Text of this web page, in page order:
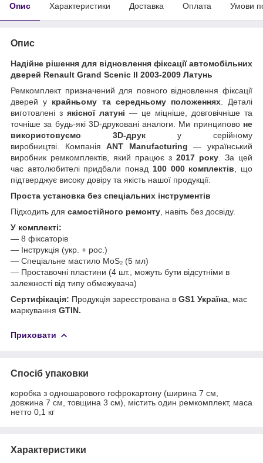
Опис Характеристики Доставка Оплата Умови
Опис
Надійне рішення для відновлення фіксації автомобільних
дверей Renault Grand Scenic II 2003-2009 Латунь
Ремкомплект призначений для повного відновлення фіксації
дверей у крайньому та середньому положеннях. Деталі
виготовлені з якісної латуні — це міцніше, довговічніше та
точніше за будь-які 3D-друковані аналоги. Ми принципово не
використовуємо 3D-друк у серійному
виробництві. КомпаніяANT Manufacturing — український
виробник ремкомплектів, який працює з 2017 року . За цей
час автолюбителі придбали понад 100 000 комплектів , що
підтверджує високу довіру та якість нашої продукції.
Проста установка без спеціальних інструментів
Підходить для самостійного ремонту , навіть без досвіду.
У комплекті:
— 8 фіксаторів
— Інструкція (укр. + рос.)
— Спеціальне мастило MoS₂ (5 мл)
— Проставочні пластини (4 шт., можуть бути відсутніми в
залежності від типу обмежувача)
Сертифікація: Продукція зареєстрована в GS1 Україна , має
маркування GTIN.
Приховати
Спосіб упаковки
коробка з одношарового гофрокартону (ширина 7 см,
довжина 7 см, товщина 3 см), містить один ремкомплект, маса
нетто 0,1 кг
Характеристики